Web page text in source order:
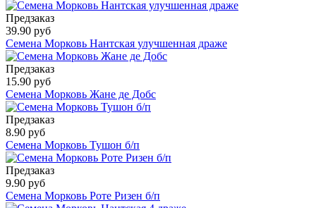
Предзаказ
39.90 руб
Семена Морковь Нантская улучшенная драже
Предзаказ
15.90 руб
Семена Морковь Жане де Добс
Предзаказ
8.90 руб
Семена Морковь Тушон б/п
Предзаказ
9.90 руб
Семена Морковь Роте Ризен б/п